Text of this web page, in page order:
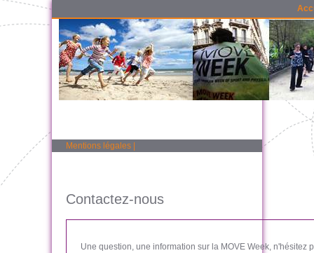
Mentions légales
Contactez-nous
Une question, une information sur la MOVE Week, n'hésitez